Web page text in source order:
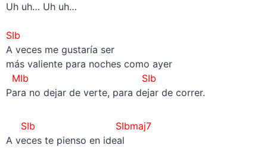
Uh uh… Uh uh…
SIb
A veces me gustaría ser
más valiente para noches como ayer
MIb
SIb
Para no dejar de verte, para dejar de correr.
SIb SIbmaj7
A veces te pienso en ideal